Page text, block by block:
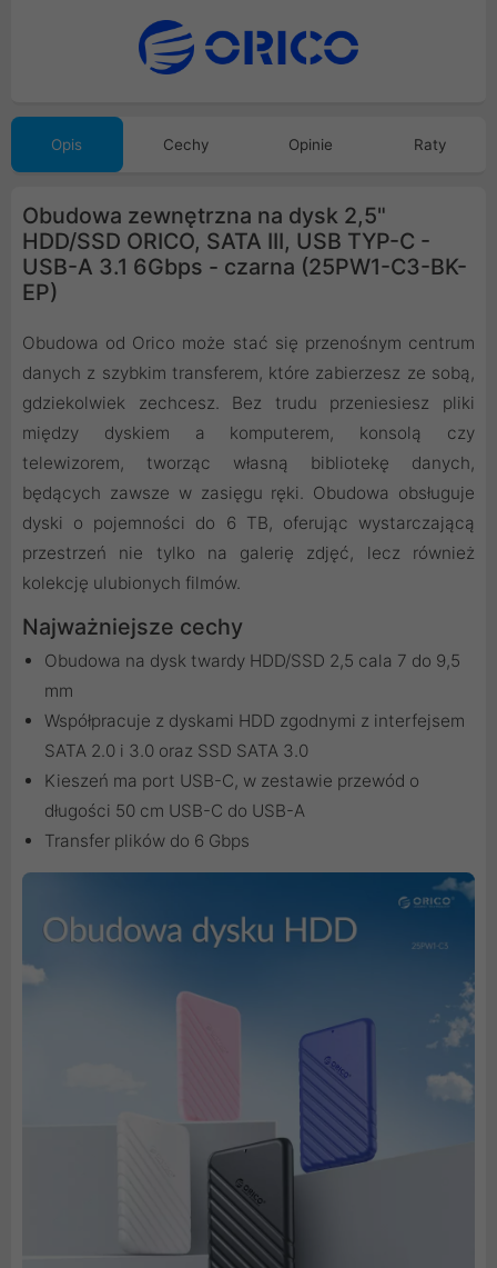
Opis Cechy Opinie Raty
Obudowa zewnętrzna na dysk 2,5"
HDD/SSD ORICO, SATA III, USB TYP-C -
USB-A 3.1 6Gbps - czarna (25PW1-C3-BK-
EP)
Obudowa od Orico może stać się przenośnym centrum
danych z szybkim transferem, które zabierzesz ze sobą,
gdziekolwiek zechcesz. Bez trudu przeniesiesz pliki
między dyskiem a komputerem, konsolą czy
telewizorem, tworząc własną bibliotekę danych,
będących zawsze w zasięgu ręki. Obudowa obsługuje
dyski o pojemności do 6 TB, oferując wystarczającą
przestrzeń nie tylko na galerię zdjęć, lecz również
kolekcję ulubionych filmów.
Najważniejsze cechy
Obudowa na dysk twardy HDD/SSD 2,5 cala 7 do 9,5
mm
Współpracuje z dyskami HDD zgodnymi z interfejsem
SATA 2.0 i 3.0 oraz SSD SATA 3.0
Kieszeń ma port USB-C, w zestawie przewód o
długości 50 cm USB-C do USB-A
Transfer plików do 6 Gbps